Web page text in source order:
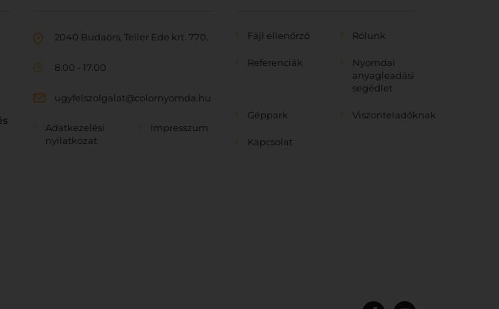
2040 Budaörs, Teller Ede krt. 770.
8.00 - 17.00
ugyfelszolgalat@colornyomda.hu
Adatkezelési
nyilatkozat
Impresszum
Fájl ellenőrző Rólunk
Referenciák
Nyomdai
anyagleadási
segédlet
Géppark Viszonteladóknak
Kapcsolat